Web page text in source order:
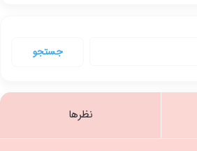
نظرها